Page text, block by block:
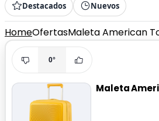
Destacados Nuevos
HomeOfertasMaleta American
0°
Maleta